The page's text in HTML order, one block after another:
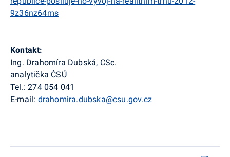
9z36nz64ms
Kontakt:
Ing. Drahomíra Dubská, CSc.
analytička ČSÚ
Tel.: 274 054 041
E-mail: drahomira.dubska@csu.gov.cz